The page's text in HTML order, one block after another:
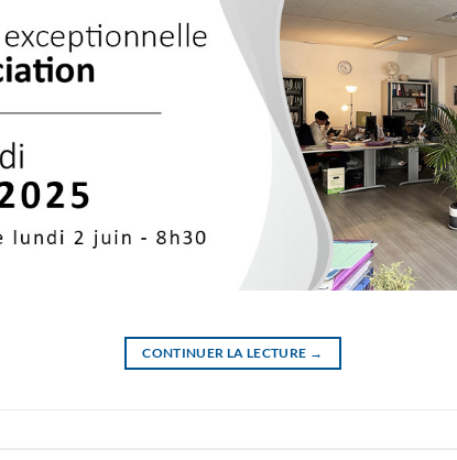
CONTINUER LA LECTURE →